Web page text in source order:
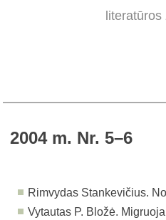
2004 m. Nr. 5–6
Rimvydas Stankevičius.
Vytautas P. Bložė.